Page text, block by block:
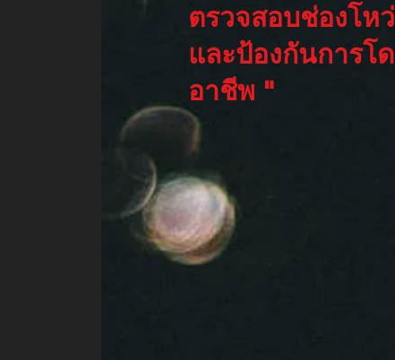
ตรวจสอบช่องโห
และป้องกันการโ
อาชีพ "